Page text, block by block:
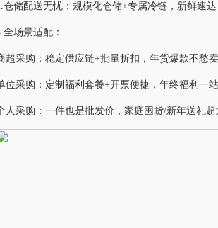
仓储配送无忧：规模化仓储+专属冷链，新鲜速
全场景适配：
超采购：稳定供应链+批量折扣，年货爆款不愁卖
位采购：定制福利套餐+开票便捷，年终福利一
人采购：一件也是批发价，家庭囤货/新年送礼超